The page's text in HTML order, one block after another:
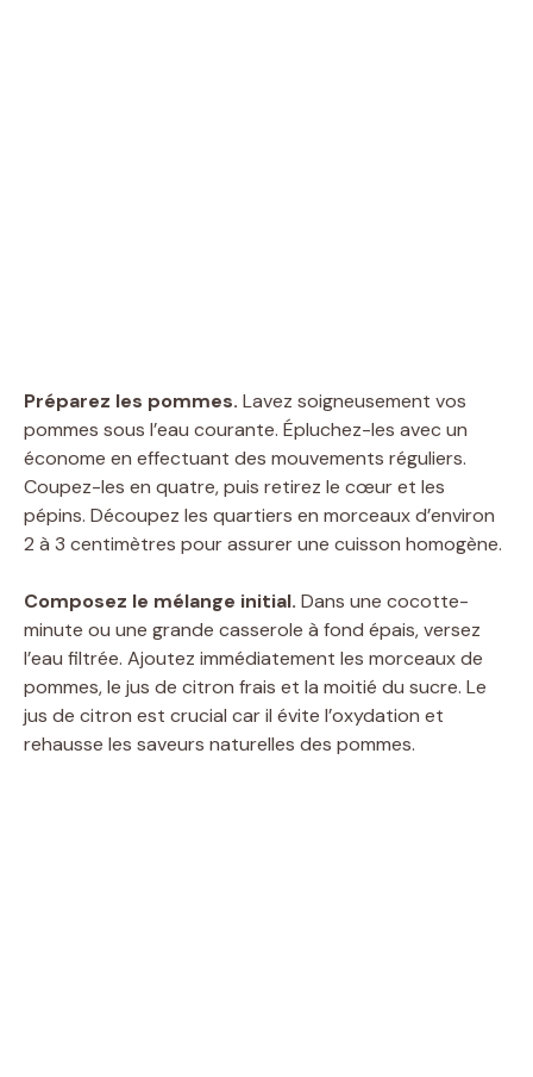
Préparez les pommes. Lavez soigneusement vos
pommes sous l’eau courante. Épluchez-les avec un
économe en effectuant des mouvements réguliers.
Coupez-les en quatre, puis retirez le cœur et les
pépins. Découpez les quartiers en morceaux d’environ
2 à 3 centimètres pour assurer une cuisson homogène.
Composez le mélange initial. Dans une cocotte-
minute ou une grande casserole à fond épais, versez
l’eau filtrée. Ajoutez immédiatement les morceaux de
pommes, le jus de citron frais et la moitié du sucre. Le
jus de citron est crucial car il évite l’oxydation et
rehausse les saveurs naturelles des pommes.